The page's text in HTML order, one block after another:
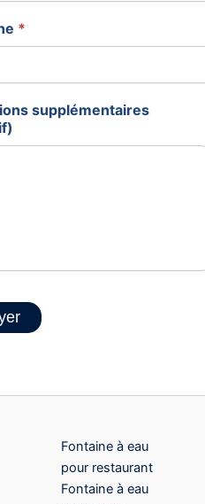
*
supplémentaires
Fontaine à eau
pour restaurant
Fontaine à eau